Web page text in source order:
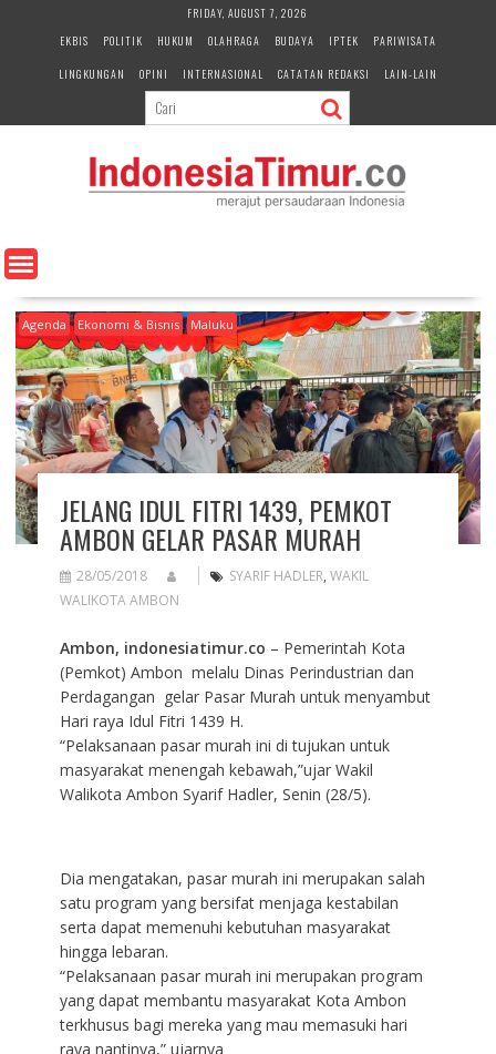
e
n
FRIDAY, AUGUST 7, 2026
EKBIS
POLITIK HUKUM OLAHRAGA BUDAYA IPTEK
PARIWISATA
LINGKUNGAN
OPINI INTERNASIONAL CATATAN REDAKSI LAIN-LAIN
Agenda Ekonomi & Bisnis Maluku
JELANG IDUL FITRI 1439, PEMKOT
AMBON GELAR PASAR MURAH
28/05/2018 SYARIF HADLER, WAKIL
WALIKOTA AMBON
Ambon, indonesiatimur.co – Pemerintah Kota
(Pemkot) Ambon melalu Dinas Perindustrian dan
Perdagangan gelar Pasar Murah untuk menyambut
Hari raya Idul Fitri 1439 H.
“Pelaksanaan pasar murah ini di tujukan untuk
masyarakat menengah kebawah,”ujar Wakil
Walikota Ambon Syarif Hadler, Senin (28/5).
Dia mengatakan, pasar murah ini merupakan salah
satu program yang bersifat menjaga kestabilan
serta dapat memenuhi kebutuhan masyarakat
hingga lebaran.
“Pelaksanaan pasar murah ini merupakan program
yang dapat membantu masyarakat Kota Ambon
terkhusus bagi mereka yang mau memasuki hari
raya nantinya,” ujarnya